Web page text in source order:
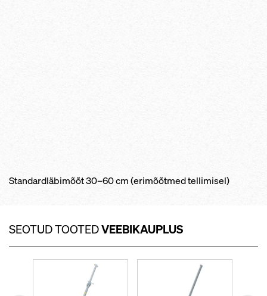
Standardläbimõõt 30–60 cm (erimõõtmed tellimisel)
SEOTUD TOOTEDVEEBIKAUPLUS